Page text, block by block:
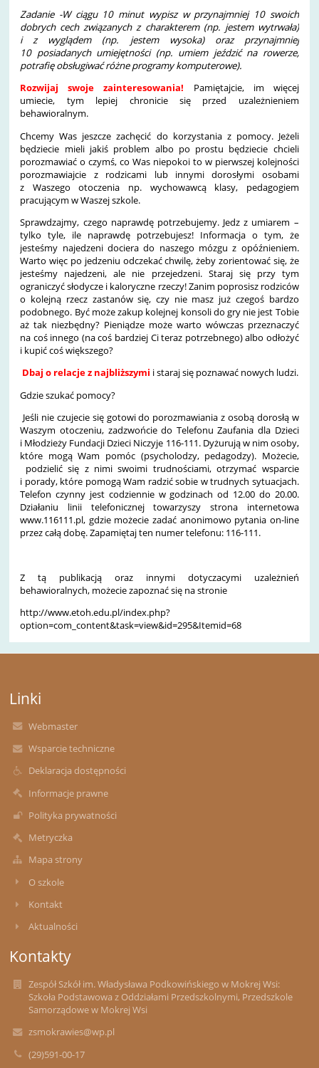
Zadanie -W ciągu 10 minut wypisz w przynajmniej 10 swoich
dobrych cech związanych z charakterem (np. jestem wytrwała)
i z wyglądem (np. jestem wysoka) oraz przynajmniej
10 posiadanych umiejętności (np. umiem jeździć na rowerze,
potrafię obsługiwać różne programy komputerowe).
Rozwijaj swoje zainteresowania! Pamiętajcie, im więcej
umiecie, tym lepiej chronicie się przed uzależnieniem
behawioralnym.
Chcemy Was jeszcze zachęcić do korzystania z pomocy. Jeżeli
będziecie mieli jakiś problem albo po prostu będziecie chcieli
porozmawiać o czymś, co Was niepokoi to w pierwszej kolejności
porozmawiajcie z rodzicami lub innymi dorosłymi osobami
z Waszego otoczenia np. wychowawcą klasy, pedagogiem
pracującym w Waszej szkole.
Sprawdzajmy, czego naprawdę potrzebujemy. Jedz z umiarem –
tylko tyle, ile naprawdę potrzebujesz! Informacja o tym, że
jesteśmy najedzeni dociera do naszego mózgu z opóźnieniem.
Warto więc po jedzeniu odczekać chwilę, żeby zorientować się, że
jesteśmy najedzeni, ale nie przejedzeni. Staraj się przy tym
ograniczyć słodycze i kaloryczne rzeczy! Zanim poprosisz rodziców
o kolejną rzecz zastanów się, czy nie masz już czegoś bardzo
podobnego. Być może zakup kolejnej konsoli do gry nie jest Tobie
aż tak niezbędny? Pieniądze może warto wówczas przeznaczyć
na coś innego (na coś bardziej Ci teraz potrzebnego) albo odłożyć
i kupić coś większego?
Dbaj o relacje z najbliższymi i staraj się poznawać nowych ludzi.
Gdzie szukać pomocy?
Jeśli nie czujecie się gotowi do porozmawiania z osobą dorosłą w
Waszym otoczeniu, zadzwońcie do Telefonu Zaufania dla Dzieci
i Młodzieży Fundacji Dzieci Niczyje 116-111. Dyżurują w nim osoby,
które mogą Wam pomóc (psycholodzy, pedagodzy). Możecie,
podzielić się z nimi swoimi trudnościami, otrzymać wsparcie
i porady, które pomogą Wam radzić sobie w trudnych sytuacjach.
Telefon czynny jest codziennie w godzinach od 12.00 do 20.00.
Działaniu linii telefonicznej towarzyszy strona internetowa
www.116111.pl, gdzie możecie zadać anonimowo pytania on-line
przez całą dobę. Zapamiętaj ten numer telefonu: 116-111.
Z tą publikacją oraz innymi dotyczacymi uzależnień
behawioralnych, możecie zapoznać się na stronie
http://www.etoh.edu.pl/index.php?
option=com_content&task=view&id=295&Itemid=68
Linki
Webmaster
Wsparcie techniczne
Deklaracja dostępności
Informacje prawne
Polityka prywatności
Metryczka
Mapa strony
O szkole
Kontakt
Aktualności
Kontakty
Zespół Szkół im. Władysława Podkowińskiego w Mokrej Wsi:
Szkoła Podstawowa z Oddziałami Przedszkolnymi, Przedszkole
Samorządowe w Mokrej Wsi
zsmokrawies@wp.pl
(29)591-00-17